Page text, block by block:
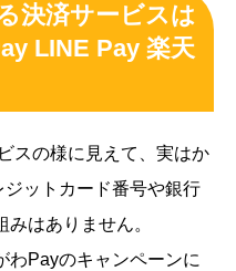
決済サービスは
LINE Pay 楽天
スの様に見えて、実はか
ットカード番号や銀行
はありません。
わPayのキャンペーンに